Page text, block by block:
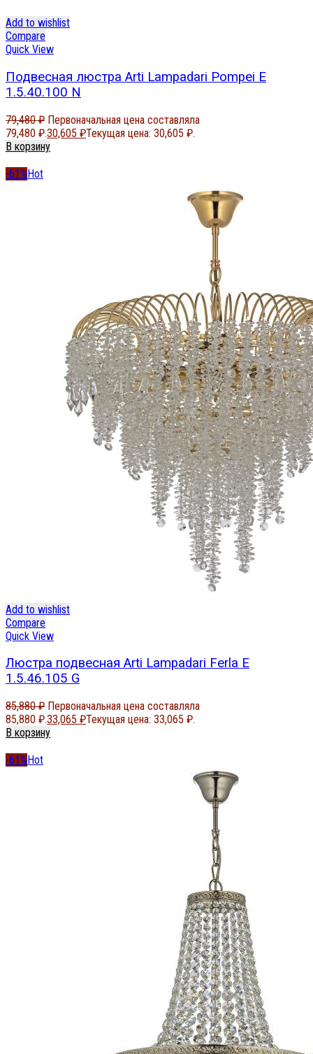
Add to wishlist
Compare
Quick View
Подвесная люстра Arti Lampadari Pompei E
1.5.40.100 N
79,480₽ Первоначальная цена составляла
79,480 ₽.30,605 ₽Текущая цена: 30,605 ₽.
В корзину
-61%Hot
Add to wishlist
Compare
Quick View
Люстра подвесная Arti Lampadari Ferla E
1.5.46.105 G
85,880₽ Первоначальная цена составляла
85,880 ₽.33,065 ₽Текущая цена: 33,065 ₽.
В корзину
-61%Hot